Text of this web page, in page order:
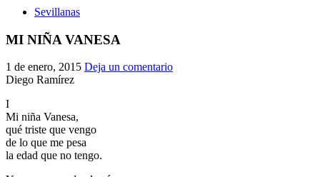
Sevillanas
MI NIÑA VANESA
1 de enero, 2015 Deja un comentario
Diego Ramírez
I
Mi niña Vanesa,
qué triste que vengo
de lo que me pesa
la edad que no tengo.
¿Cuándo se construyó la primera ermita?
El traslado cada siete años
Rocío?
En el Rocío, ¿dónde me alojo?